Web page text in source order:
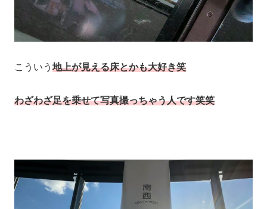
こういう 地上が見える床とかも大好き笑
わざわざ足を乗せて写真撮っちゃう人です笑笑